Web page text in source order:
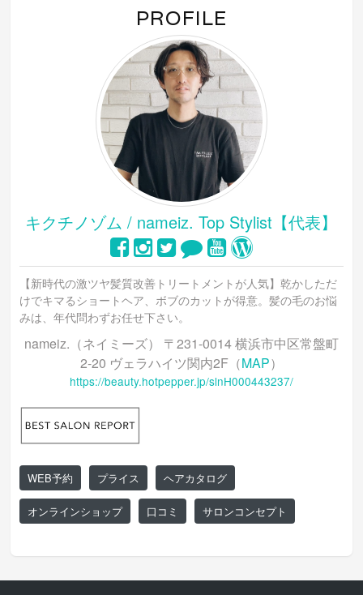
PROFILE
キクチノゾム / nameiz. Top Stylist【代表】
【新時代の激ツヤ髪質改善トリートメントが人気】乾かしただ
けでキマるショートヘア、ボブのカットが得意。髪の毛のお悩
みは、年代問わずお任せ下さい。
nameiz.（ネイミーズ） 〒231-0014 横浜市中区常盤町
2-20 ヴェラハイツ関内2F（MAP）
https://beauty.hotpepper.jp/slnH000443237/
WEB予約 プライス ヘアカタログ
オンラインショップ 口コミ サロンコンセプト